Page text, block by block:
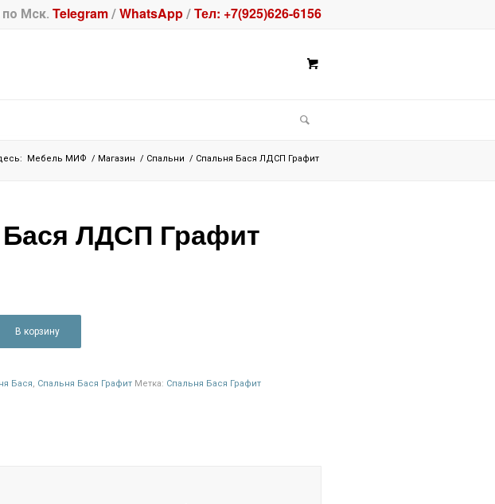
Мск. Telegram / WhatsApp / Тел: +7(925)626-6156
Мебель МИФ / Магазин / Спальни / Спальня Бася ЛДСП Графит
ЛДСП Графит
В корзину
Бася, Спальня Бася Графит Метка: Спальня Бася Графит